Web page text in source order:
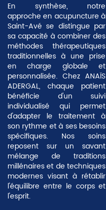
En synthèse, notre
approche en acupuncture à
Saint-Avé se distingue par
sa capacité à combiner des
méthodes thérapeutiques
traditionnelles à une prise
en charge globale et
personnalisée. Chez ANAÏS
ADERGAL, chaque patient
bénéficie d'un suivi
individualisé qui permet
d'adapter le traitement à
son rythme et à ses besoins
spécifiques. Nos soins
reposent sur un savant
mélange de traditions
millénaires et de techniques
modernes visant à rétablir
l'équilibre entre le corps et
l'esprit.